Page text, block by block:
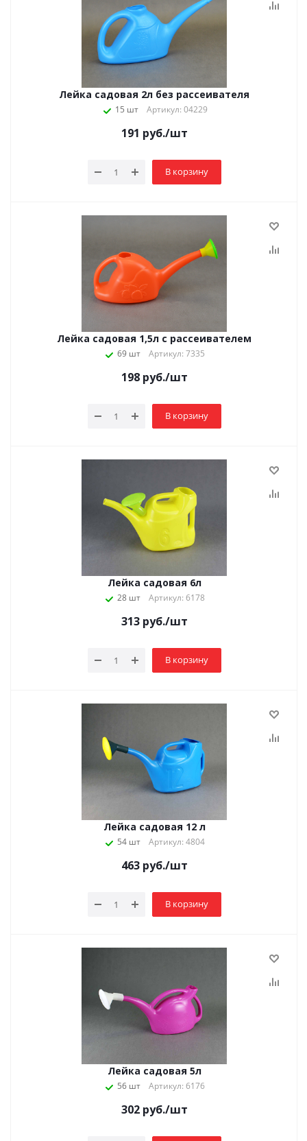
Лейка садовая 2л без рассеивателя
15 шт Артикул: 04229
191 руб./шт
В корзину
Лейка садовая 1,5л с рассеивателем
69 шт Артикул: 7335
198руб./шт
В корзину
Лейка садовая 6л
28 шт Артикул: 6178
313руб./шт
В корзину
Лейка садовая 12 л
54 шт Артикул: 4804
463руб./шт
В корзину
Лейка садовая 5л
56 шт Артикул: 6176
302руб./шт